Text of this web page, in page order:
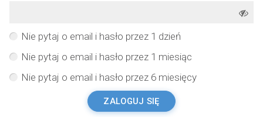
Nie pytaj o email i hasło przez 1 dzień
Nie pytaj o email i hasło przez 1 miesiąc
Nie pytaj o email i hasło przez 6 miesięcy
ZALOGUJ SIĘ